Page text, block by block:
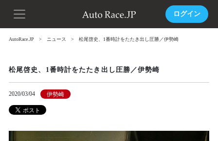
ログイン
AutoRace.JP ニュース 松尾啓史、1番時計をたたき出し圧勝／伊勢崎
松尾啓史、1番時計をたたき出し圧勝／伊勢崎
2020/03/04 伊勢崎